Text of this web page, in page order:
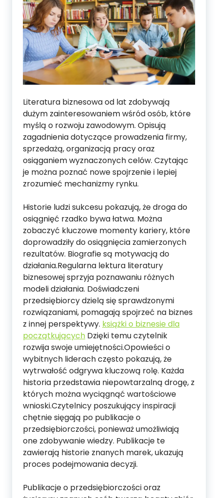
Literatura biznesowa od lat zdobywają
dużym zainteresowaniem wśród osób, które
myślą o rozwoju zawodowym. Opisują
zagadnienia dotyczące prowadzenia firmy,
sprzedażą, organizacją pracy oraz
osiąganiem wyznaczonych celów. Czytając
je można poznać nowe spojrzenie i lepiej
zrozumieć mechanizmy rynku.
Historie ludzi sukcesu pokazują, że droga do
osiągnięć rzadko bywa łatwa. Można
zobaczyć kluczowe momenty kariery, które
doprowadziły do osiągnięcia zamierzonych
rezultatów. Biografie są motywacją do
działania.Regularna lektura literatury
biznesowej sprzyja poznawaniu różnych
modeli działania. Doświadczeni
przedsiębiorcy dzielą się sprawdzonymi
rozwiązaniami, pomagają spojrzeć na biznes
z innej perspektywy. książki o biznesie dla
początkujących Dzięki temu czytelnik
rozwija swoje umiejętności.Opowieści o
wybitnych liderach często pokazują, że
wytrwałość odgrywa kluczową rolę. Każda
historia przedstawia niepowtarzalną drogę, z
których można wyciągnąć wartościowe
wnioski.Czytelnicy poszukujący inspiracji
chętnie sięgają po publikacje o
przedsiębiorczości, ponieważ umożliwiają
one zdobywanie wiedzy. Publikacje te
zawierają historie znanych marek, ukazują
proces podejmowania decyzji.
Publikacje o przedsiębiorczości oraz